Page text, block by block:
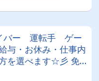
バー 運転手 ゲー
与・お休み・仕事内
を選べます☆彡 免
までステップアップ